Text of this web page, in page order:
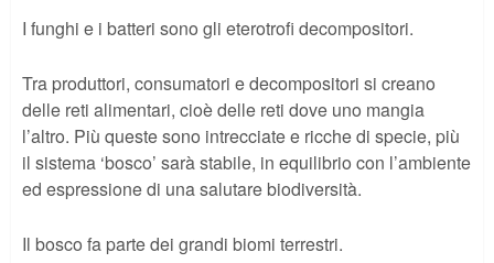
I funghi e i batteri sono gli eterotrofi decompositori.
Tra produttori, consumatori e decompositori si creano
delle reti alimentari, cioè delle reti dove uno mangia
l’altro. Più queste sono intrecciate e ricche di specie, più
il sistema ‘bosco’ sarà stabile, in equilibrio con l’ambiente
ed espressione di una salutare biodiversità.
Il bosco fa parte dei grandi biomi terrestri.